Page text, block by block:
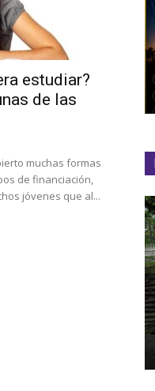
estudiar?
de las
muchas formas
de financiación,
jóvenes que al...